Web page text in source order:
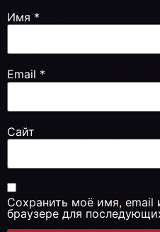
Имя *
Email *
Сайт
Сохранить моё имя, email
браузере для